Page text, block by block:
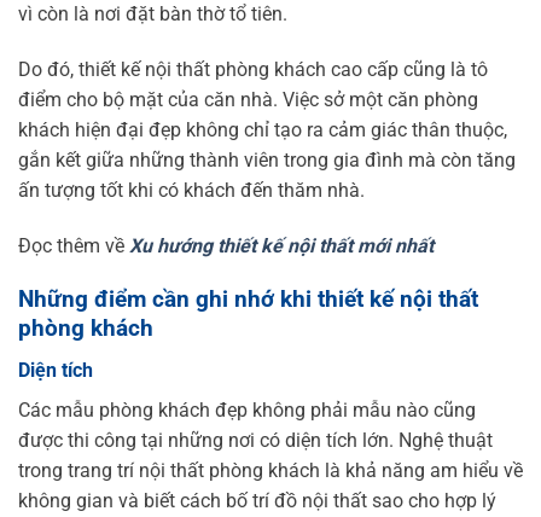
vì còn là nơi đặt bàn thờ tổ tiên.
Do đó, thiết kế nội thất phòng khách cao cấp cũng là tô
điểm cho bộ mặt của căn nhà. Việc sở một căn phòng
khách hiện đại đẹp không chỉ tạo ra cảm giác thân thuộc,
gắn kết giữa những thành viên trong gia đình mà còn tăng
ấn tượng tốt khi có khách đến thăm nhà.
Đọc thêm về Xu hướng thiết kế nội thất mới nhất
Những điểm cần ghi nhớ khi thiết kế nội thất
phòng khách
Diện tích
Các mẫu phòng khách đẹp không phải mẫu nào cũng
được thi công tại những nơi có diện tích lớn. Nghệ thuật
trong trang trí nội thất phòng khách là khả năng am hiểu về
không gian và biết cách bố trí đồ nội thất sao cho hợp lý